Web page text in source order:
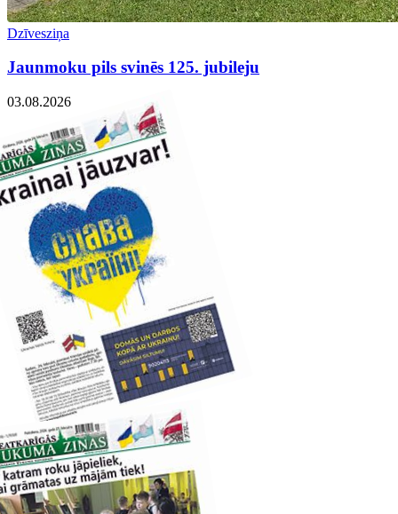
Dzīvesziņa
Jaunmoku pils svinēs 125. jubileju
03.08.2026